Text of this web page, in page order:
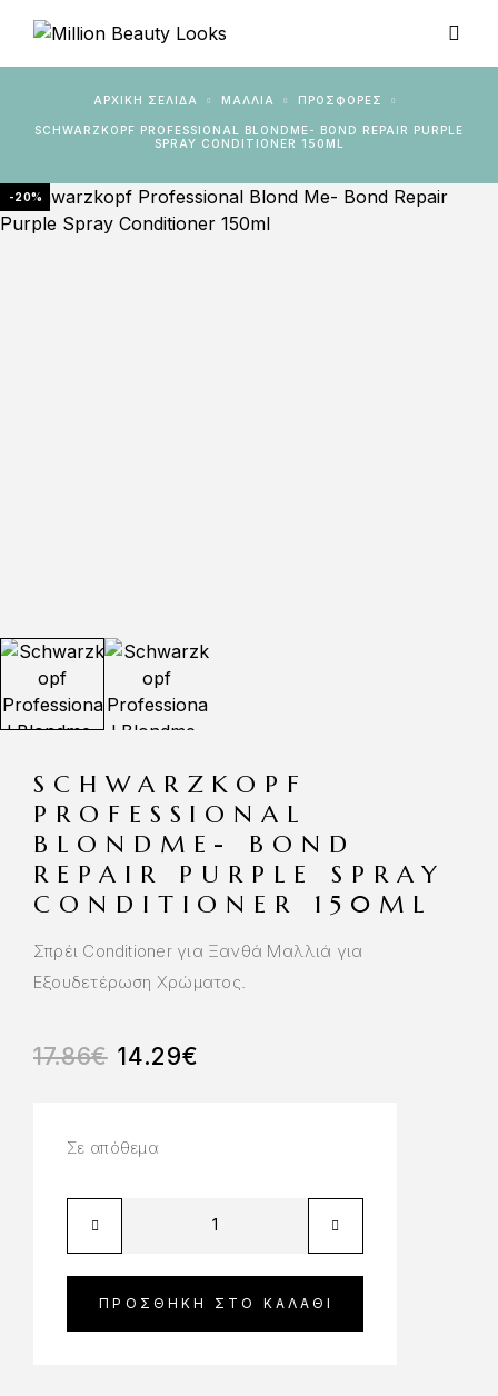
ΑΡΧΙΚΉ ΣΕΛΊΔΑ ΜΑΛΛΙΑ ΠΡΟΣΦΟΡΈΣ
SCHWARZKOPF PROFESSIONAL BLONDME- BOND REPAIR PURPLE
SPRAY CONDITIONER 150ML
-20%
SCHWARZKOPF
PROFESSIONAL
BLONDME- BOND
REPAIR PURPLE SPRAY
CONDITIONER 150ML
Σπρέι Conditioner για Ξανθά Μαλλιά για
Εξουδετέρωση Χρώματος.
17.86€ 14.29€
Σε απόθεμα
ΠΡΟΣΘΉΚΗ ΣΤΟ ΚΑΛΆΘΙ